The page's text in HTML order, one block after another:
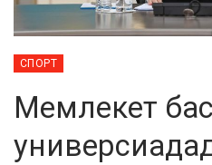
СПОРТ
Мемлекет